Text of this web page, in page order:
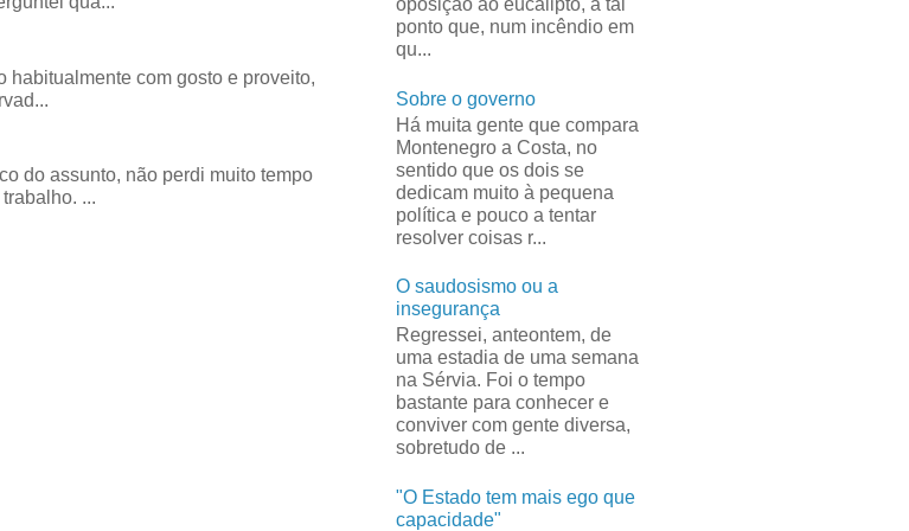
habitualmente com gosto e proveito,
do assunto, não perdi muito tempo
...
oposição ao eucalipto, a tal
ponto que, num incêndio em
qu...
Sobre o governo
Há muita gente que compara
Montenegro a Costa, no
sentido que os dois se
dedicam muito à pequena
política e pouco a tentar
resolver coisas r...
O saudosismo ou a
insegurança
Regressei, anteontem, de
uma estadia de uma semana
na Sérvia. Foi o tempo
bastante para conhecer e
conviver com gente diversa,
sobretudo de ...
"O Estado tem mais ego que
capacidade"